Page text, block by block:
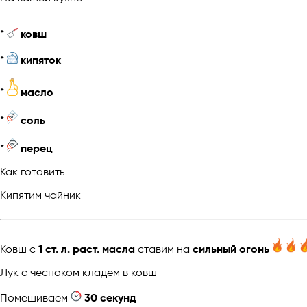
* ковш
* кипяток
* масло
* соль
*
перец
Как готовить
Кипятим чайник
Ковш с 1 ст. л. раст. масла ставим на сильный огонь
Лук с чесноком кладем в ковш
Помешиваем
30 секунд